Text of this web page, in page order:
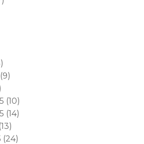
(10)
(14)
(13)
(24)